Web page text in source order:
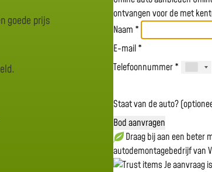
goede prijs
ontvangen voor demet
Naam *
E-mail *
Telefoonnummer *
Staat van de auto?
Bod aanvragen
Draag bij aan een beter
autodemontagebedrijf van
Je aanvraag